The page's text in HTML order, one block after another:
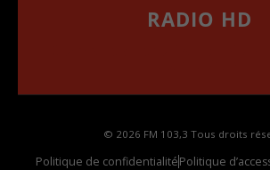
RADIO HD
© 2026 FM 103,3 Tous droits
Politique de confidentialitéPolitique